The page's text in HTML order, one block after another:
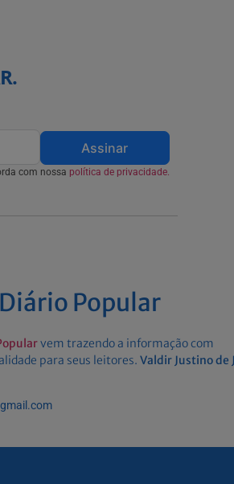
Assinar
com nossa política de privacidade.
Popular
vem trazendo a informação com
para seus leitores. Valdir Justino de